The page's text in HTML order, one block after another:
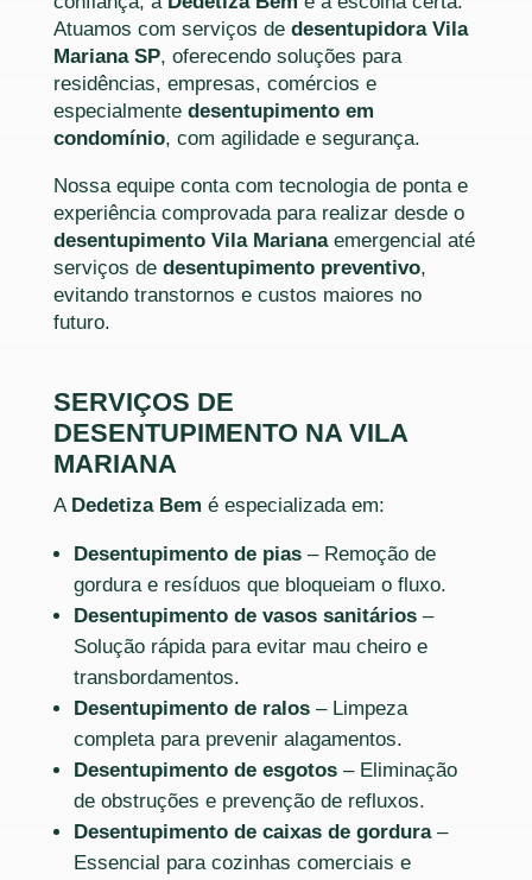
Atuamos com serviços de desentupidora Vila
Mariana SP, oferecendo soluções para
residências, empresas, comércios e
especialmente desentupimento em
condomínio, com agilidade e segurança.
Nossa equipe conta com tecnologia de ponta e
experiência comprovada para realizar desde o
desentupimento Vila Marianaemergencial até
serviços de desentupimento preventivo,
evitando transtornos e custos maiores no
futuro.
SERVIÇOS DE
DESENTUPIMENTO NA VILA
MARIANA
A Dedetiza Bem é especializada em:
Desentupimento de pias– Remoção de
gordura e resíduos que bloqueiam o fluxo.
Desentupimento de vasos sanitários–
Solução rápida para evitar mau cheiro e
transbordamentos.
Desentupimento de ralos– Limpeza
completa para prevenir alagamentos.
Desentupimento de esgotos– Eliminação
de obstruções e prevenção de refluxos.
Desentupimento de caixas de gordura–
Essencial para cozinhas comerciais e